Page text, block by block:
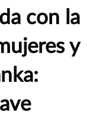
con la
y